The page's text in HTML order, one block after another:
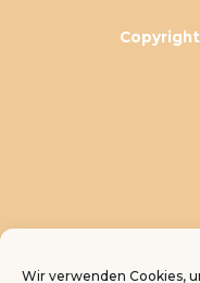
Wir verwenden Cookies,
Copyright